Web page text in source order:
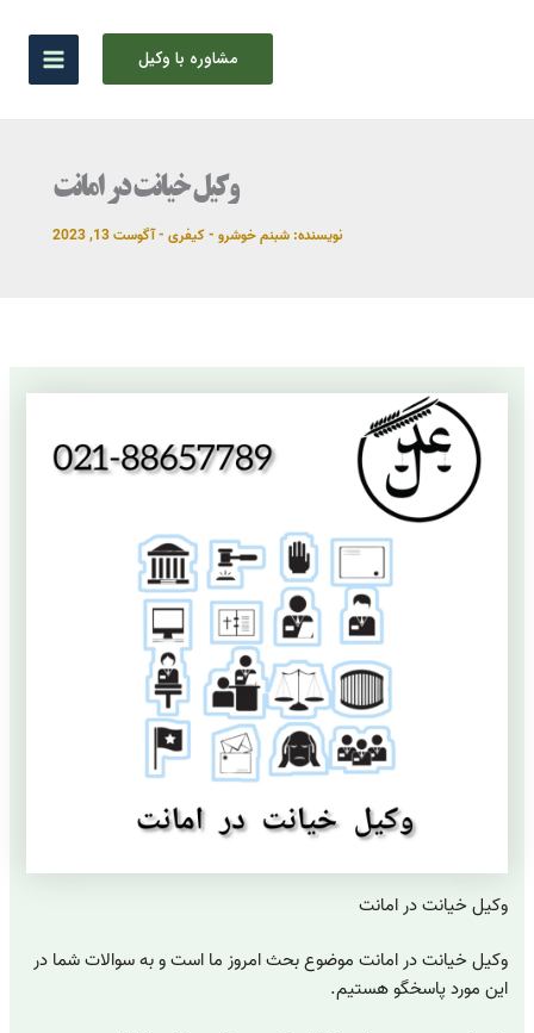
مشاوره با وکیل
وکیل خیانت در امانت
نویسنده: شبنم خوشرو -کیفری -آگوست 13, 2023
وکیل خیانت در امانت
وکیل خیانت در امانت موضوع بحث امروز ما است و به سوالات شما در
این مورد پاسخگو هستیم.